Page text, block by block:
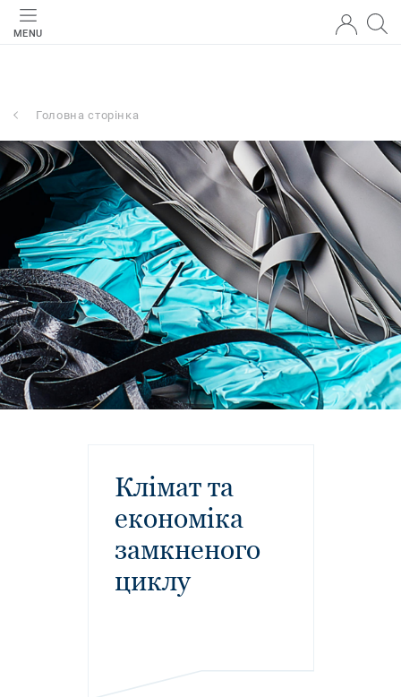
MENU
Головна сторінка
Клімат та
економіка
замкненого
циклу